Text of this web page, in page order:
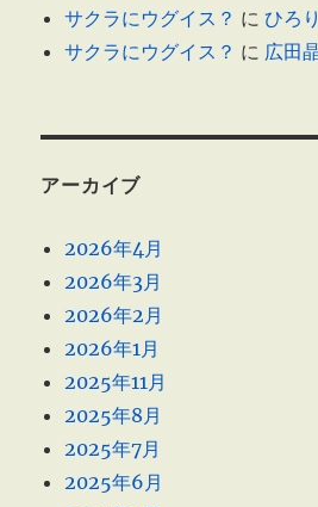
サクラにウグイス？ にひろ
サクラにウグイス？ に 広田
アーカイブ
2026年4月
2026年3月
2026年2月
2026年1月
2025年11月
2025年8月
2025年7月
2025年6月